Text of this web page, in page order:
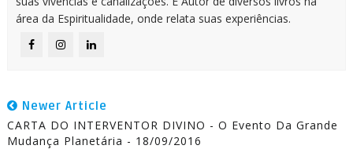
área da Espiritualidade, onde relata suas experiências.
Newer Article
CARTA DO INTERVENTOR DIVINO - O Evento Da Grande
Mudança Planetária - 18/09/2016